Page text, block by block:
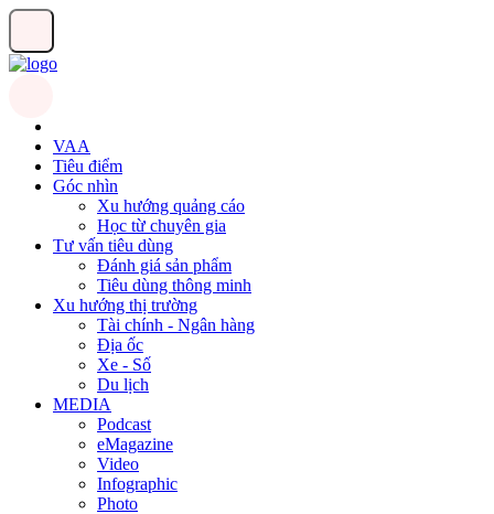
VAA
Tiêu điểm
Góc nhìn
Xu hướng quảng cáo
Học từ chuyên gia
Tư vấn tiêu dùng
Đánh giá sản phẩm
Tiêu dùng thông minh
Xu hướng thị trường
Tài chính - Ngân hàng
Địa ốc
Xe - Số
Du lịch
MEDIA
Podcast
eMagazine
Video
Infographic
Photo